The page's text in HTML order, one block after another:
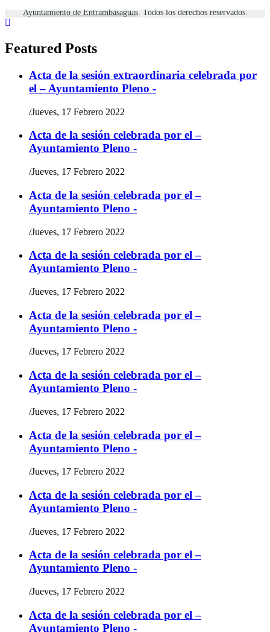
Ayuntamiento de Entrambasaguas. Todos los derechos reservados.
Featured Posts
Acta de la sesión extraordinaria celebrada por
el – Ayuntamiento Pleno -
/Jueves, 17 Febrero 2022
Acta de la sesión celebrada por el –
Ayuntamiento Pleno -
/Jueves, 17 Febrero 2022
Acta de la sesión celebrada por el –
Ayuntamiento Pleno -
/Jueves, 17 Febrero 2022
Acta de la sesión celebrada por el –
Ayuntamiento Pleno -
/Jueves, 17 Febrero 2022
Acta de la sesión celebrada por el –
Ayuntamiento Pleno -
/Jueves, 17 Febrero 2022
Acta de la sesión celebrada por el –
Ayuntamiento Pleno -
/Jueves, 17 Febrero 2022
Acta de la sesión celebrada por el –
Ayuntamiento Pleno -
/Jueves, 17 Febrero 2022
Acta de la sesión celebrada por el –
Ayuntamiento Pleno -
/Jueves, 17 Febrero 2022
Acta de la sesión celebrada por el –
Ayuntamiento Pleno -
/Jueves, 17 Febrero 2022
Acta de la sesión celebrada por el –
Ayuntamiento Pleno -